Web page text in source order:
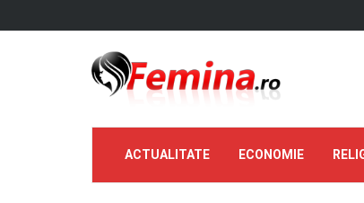
ACTUALITATE ECONOMIE